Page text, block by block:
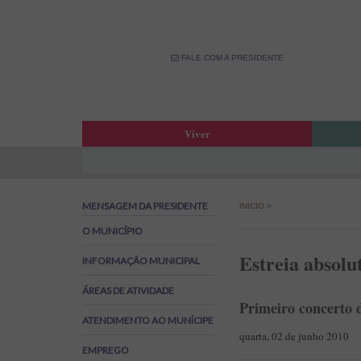
FALE COM A PRESIDENTE
Viver
Boletim Municipal
Agenda Municipal
Oferta Desportiva Municipal
Grandes Opções do Plano e Orçamento
Emprego na Autarquia
MENSAGEM DA PRESIDENTE
O MUNICÍPIO
INFORMAÇÃO MUNICIPAL
ÁREAS DE ATIVIDADE
ATENDIMENTO AO MUNÍCIPE
EMPREGO
INICIO >
Estreia
Primeiro concerto
quarta, 02 de junho 2010